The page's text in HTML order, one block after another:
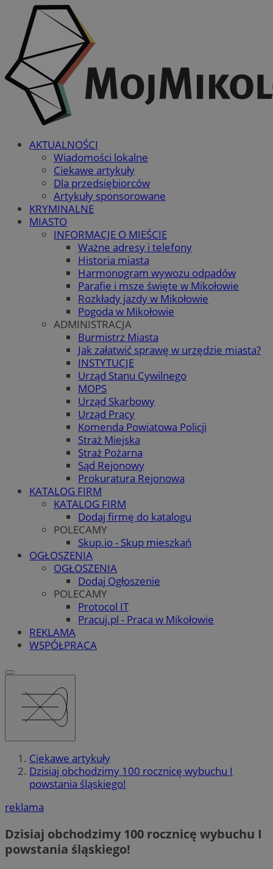
AKTUALNOŚCI
Wiadomości lokalne
Ciekawe artykuły
Dla przedsiębiorców
Artykuły sponsorowane
KRYMINALNE
MIASTO
INFORMACJE O MIEŚCIE
Ważne adresy i telefony
Historia miasta
Harmonogram wywozu odpadów
Parafie i msze święte w Mikołowie
Rozkłady jazdy w Mikołowie
Pogoda w Mikołowie
ADMINISTRACJA
Burmistrz Miasta
Jak załatwić sprawę w urzędzie miasta?
INSTYTUCJE
Urząd Stanu Cywilnego
MOPS
Urząd Skarbowy
Urząd Pracy
Komenda Powiatowa Policji
Straż Miejska
Straż Pożarna
Sąd Rejonowy
Prokuratura Rejonowa
KATALOG FIRM
KATALOG FIRM
Dodaj firmę do katalogu
POLECAMY
Skup.io - Skup mieszkań
OGŁOSZENIA
OGŁOSZENIA
Dodaj Ogłoszenie
POLECAMY
Protocol IT
Pracuj.pl - Praca w Mikołowie
REKLAMA
WSPÓŁPRACA
Ciekawe artykuły
Dzisiaj obchodzimy 100 rocznicę wybuchu I
powstania śląskiego!
reklama
Dzisiaj obchodzimy 100 rocznicę wybuchu I
powstania śląskiego!